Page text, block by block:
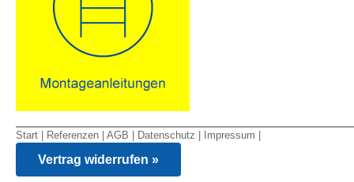
Start Referenzen AGB Datenschutz Impressum
Vertrag widerrufen »